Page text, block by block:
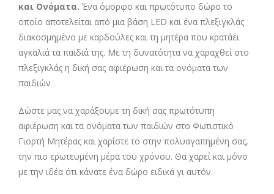
και Ονόματα. Ένα όμορφο και πρωτότυπο δώρο το
οποίο αποτελείται από μια βάση LED και ένα πλεξιγκλάς
διακοσμημένο με καρδούλες και τη μητέρα που κρατάει
αγκαλιά τα παιδιά της. Με τη δυνατότητα να χαραχθεί στο
πλεξιγκλάς η δική σας αφιέρωση και τα ονόματα των
παιδιών
Δώστε μας να χαράξουμε τη δική σας πρωτότυπη
αφιέρωση και τα ονόματα των παιδιών στο Φωτιστικό
Γιορτή Μητέρας και χαρίστε το στην πολυαγαπημένη σας,
την πιο ερωτευμένη μέρα του χρόνου. Θα χαρεί και μόνο
με την ιδέα ότι κάνατε ένα δώρο ειδικά γι αυτόν.